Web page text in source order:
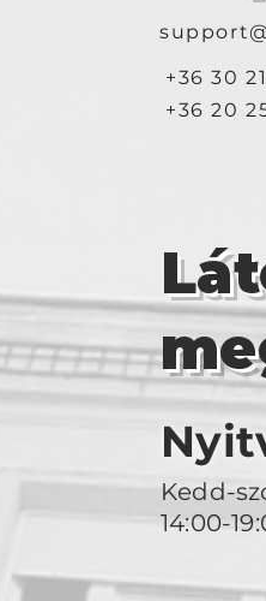
+36 30
+36 20
Kedd-
14:00-